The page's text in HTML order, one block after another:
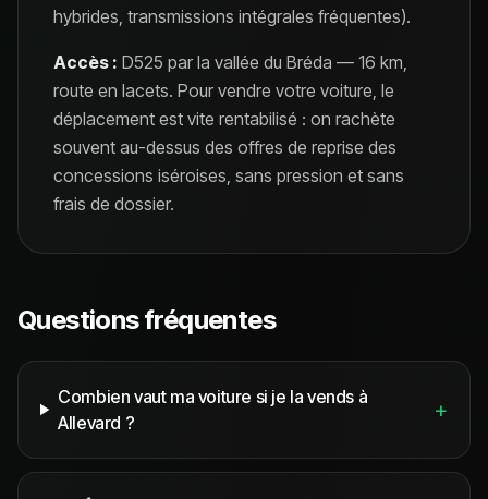
hybrides, transmissions intégrales fréquentes).
Accès : D525 par la vallée du Bréda — 16 km,
route en lacets. Pour vendre votre voiture, le
déplacement est vite rentabilisé : on rachète
souvent au-dessus des offres de reprise des
concessions iséroises, sans pression et sans
frais de dossier.
Questions fréquentes
Combien vaut ma voiture si je la vends à
Allevard ?
+